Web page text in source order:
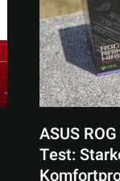
ASUS
Test: